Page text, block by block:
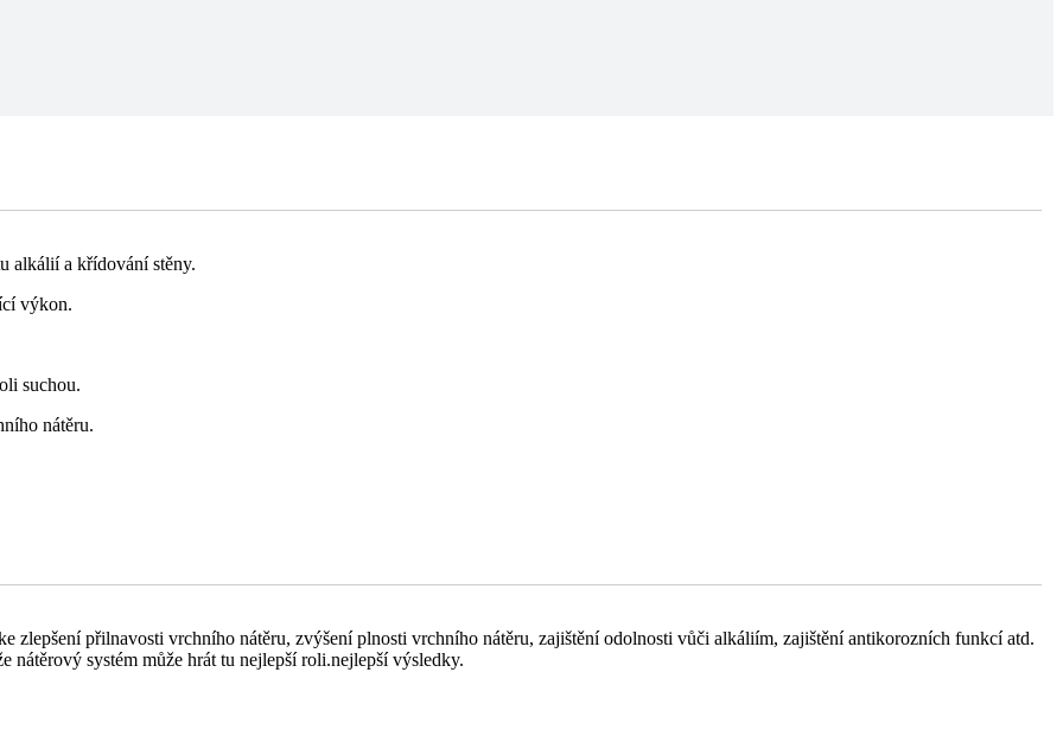
alkálií a křídování stěny.
výkon.
suchou.
nátěru.
zlepšení přilnavosti vrchního nátěru, zvýšení plnosti vrchního nátěru, zajištění odolnosti vůči alkáliím, zajištění antikorozních funkcí atd.
nátěrový systém může hrát tu nejlepší roli.nejlepší výsledky.